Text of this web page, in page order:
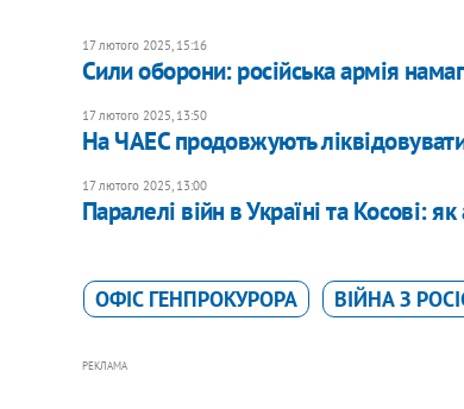
17 лютого 2025, 15:16
Сили оборони: російська армія
17 лютого 2025, 13:50
На ЧАЕС продовжують
17 лютого 2025, 13:00
Паралелі війн в Україні та Косові:
ОФІС ГЕНПРОКУРОРА ВІЙНА З
РЕКЛАМА